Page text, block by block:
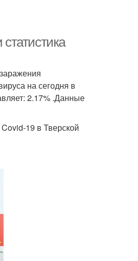
на сегодня в
2.17% .Данные
19 в Тверской